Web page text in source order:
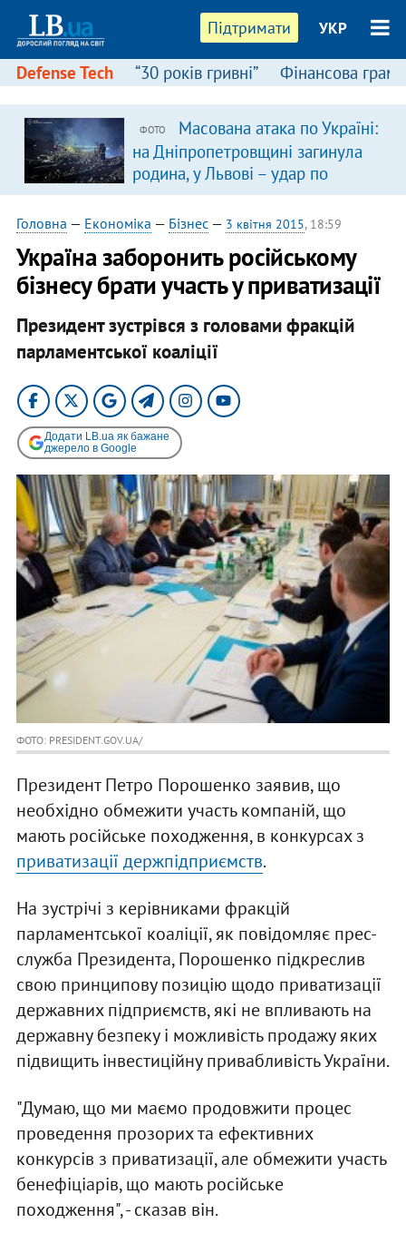
Підтримати УКР
Defense Tech “30 років гривні” Фінансова
ФОТО
Масована атака по Україні:
на Дніпропетровщині загинула
родина, у Львові – удар по
багатоповерхівках
(доповнюється)
Головна — Економіка — Бізнес— 3 квітня 2015, 18:59
Україна заборонить російському
бізнесу брати участь у приватизації
Президент зустрівся з головами фракцій
парламентської коаліції
Додати LB.ua як бажане
джерело в Google
ФОТО: PRESIDENT.GOV.UA/
Президент Петро Порошенко заявив, що
необхідно обмежити участь компаній, що
мають російське походження, в конкурсах з
приватизації держпідприємств.
На зустрічі з керівниками фракцій
парламентської коаліції, як повідомляє прес-
служба Президента, Порошенко підкреслив
свою принципову позицію щодо приватизації
державних підприємств, які не впливають на
державну безпеку і можливість продажу яких
підвищить інвестиційну привабливість України.
"Думаю, що ми маємо продовжити процес
проведення прозорих та ефективних
конкурсів з приватизації, але обмежити участь
бенефіціарів, що мають російське
походження", - сказав він.